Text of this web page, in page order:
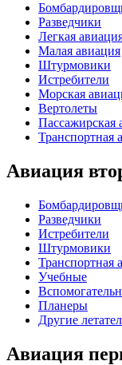
Разведчики
Легкая
Малая авиация
Штурмовики
Истребители
Морская
Вертолеты
Пассажирская
Транспортная
Авиация
Разведчики
Истребители
Штурмовики
Транспортная
Учебные
Планеры
Другие
Авиация